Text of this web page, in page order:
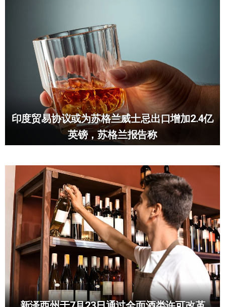
印度贸易协议或为苏格兰威士忌出口增加2.4亿
英镑，苏格兰报告称